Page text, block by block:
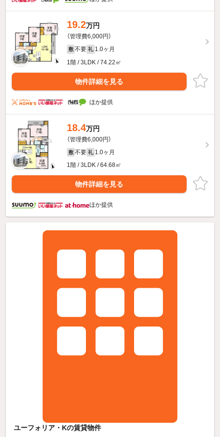
19.2万円
（管理費6,000円）
敷 不要 礼 1.0ヶ月
1階 / 3LDK / 74.22㎡
物件詳細を見る
ほか提供
18.4万円
（管理費6,000円）
敷 不要 礼 1.0ヶ月
1階 / 3LDK / 64.68㎡
物件詳細を見る
ほか提供
ユーフォリア・Kの賃貸物件